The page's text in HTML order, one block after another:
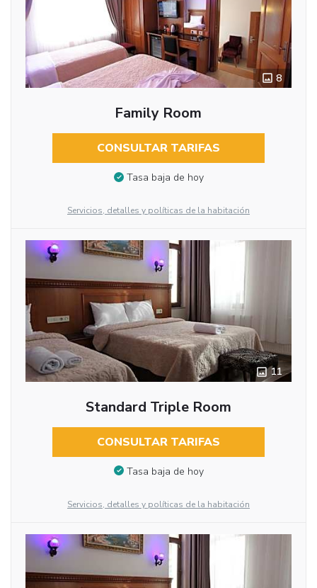
8
Family Room
CONSULTAR TARIFAS
Tasa baja de hoy
Servicios, detalles y políticas de la habitación
11
Standard Triple Room
CONSULTAR TARIFAS
Tasa baja de hoy
Servicios, detalles y políticas de la habitación